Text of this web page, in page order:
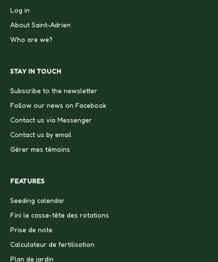
Log in
About Saint-Adrien
Who are we?
STAY IN TOUCH
Subscribe to the newsletter
Follow our news on Facebook
Contact us via Messenger
Contact us by email
Gérer mes témoins
FEATURES
Seeding calendar
Fini le casse-tête des rotations
Prise de note
Calculateur de fertilisation
Plan de jardin